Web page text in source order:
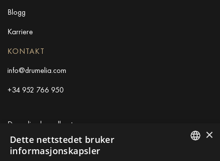
Blogg
Karriere
KONTAKT
info@drumelia.com
+34 952 766 950
Drumelias hovedkontor
Centro de Negocios Puerta de Banus
Edificio B, Local 11
×
Dette nettstedet bruker
informasjonskapsler